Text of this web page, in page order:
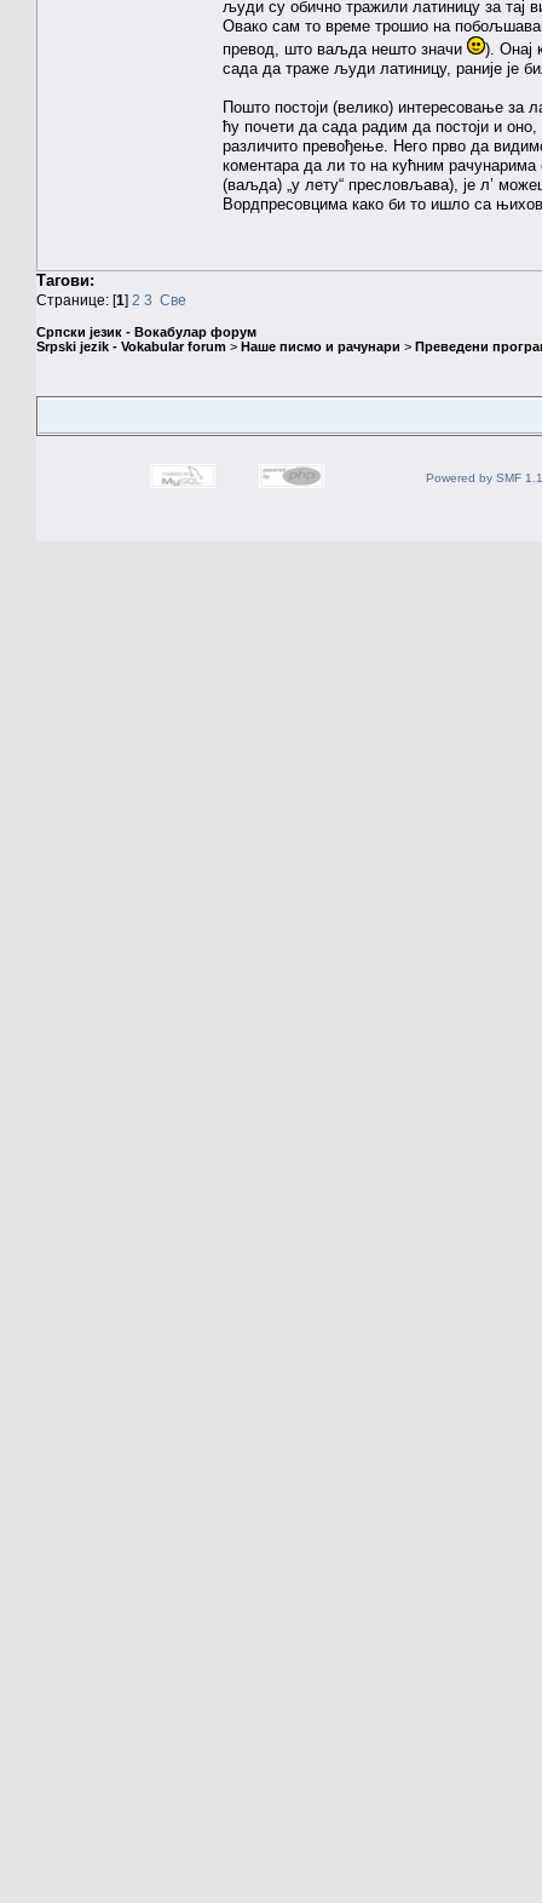
људи су обично тражили латиницу за тај
Овако сам то време трошио на
превод, што ваљда нешто значи
). Онај
сада да траже људи латиницу, раније је
Пошто постоји (велико) интересовање за
ћу почети да сада радим да постоји и
различито превођење. Него прво да
коментара да ли то на кућним
(ваљда) „у лету“ пресловљава), је л’
Вордпресовцима како би то ишло са
Тагови:
Странице: [1] 2 3 Све
Српски језик - Вокабулар форум
Srpski jezik - Vokabular forum > Наше писмо и рачунари > Преведени
Powered by SMF